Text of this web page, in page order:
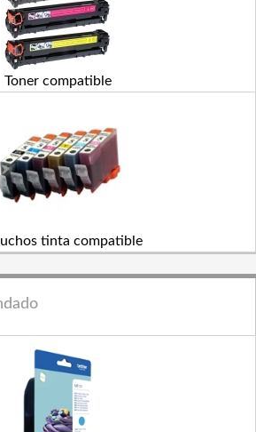
Toner compatible
tinta compatible